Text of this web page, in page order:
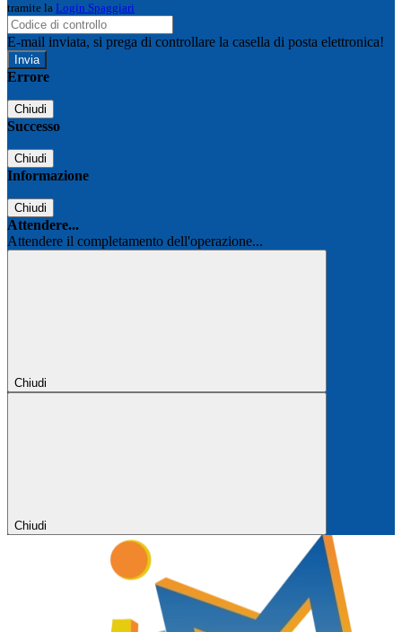
tramite la Login Spaggiari
E-mail inviata, si prega di controllare la casella di posta elettronica!
Errore
Chiudi
Successo
Chiudi
Informazione
Chiudi
Attendere...
Attendere il completamento dell'operazione...
Chiudi
Chiudi